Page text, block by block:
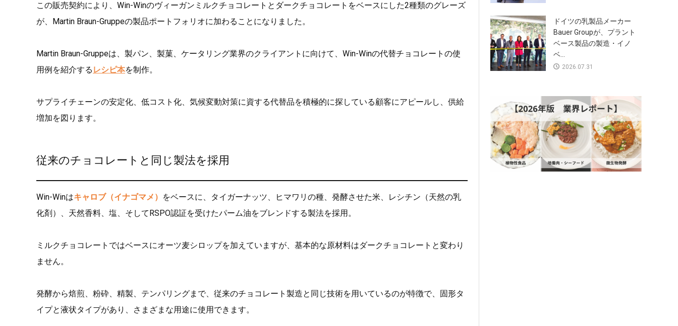
この販売契約により、Win-Winのヴィーガンミルクチョコレートとダークチョコレートをベースにした2種類のグレーズ
が、Martin Braun-Gruppeの製品ポートフォリオに加わることになりました。
Martin Braun-Gruppeは、製パン、製菓、ケータリング業界のクライアントに向けて、Win-Winの代替チョコレートの使
用例を紹介する レシピ本を制作。
サプライチェーンの安定化、低コスト化、気候変動対策に資する代替品を積極的に探している顧客にアピールし、供給
増加を図ります。
従来のチョコレートと同じ製法を採用
Win-Winはキャロブ（イナゴマメ） をベースに、タイガーナッツ、ヒマワリの種、発酵させた米、レシチン（天然の乳
化剤）、天然香料、塩、そしてRSPO認証を受けたパーム油をブレンドする製法を採用。
ミルクチョコレートではベースにオーツ麦シロップを加えていますが、基本的な原材料はダークチョコレートと変わり
ません。
発酵から焙煎、粉砕、精製、テンパリングまで、従来のチョコレート製造と同じ技術を用いているのが特徴で、固形タ
イプと液状タイプがあり、さまざまな用途に使用できます。
ドイツの乳製品メーカー
Bauer Groupが、プラント
ベース製品の製造・イノ
ベ...
2026.07.31